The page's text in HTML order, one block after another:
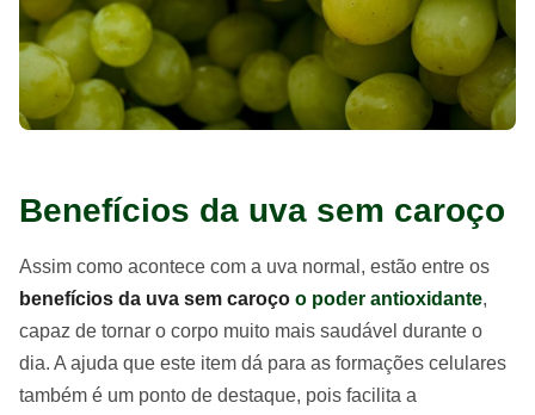
Benefícios da uva sem caroço
Assim como acontece com a uva normal, estão entre os
benefícios da uva sem caroço o poder antioxidante,
capaz de tornar o corpo muito mais saudável durante o
dia. A ajuda que este item dá para as formações celulares
também é um ponto de destaque, pois facilita a